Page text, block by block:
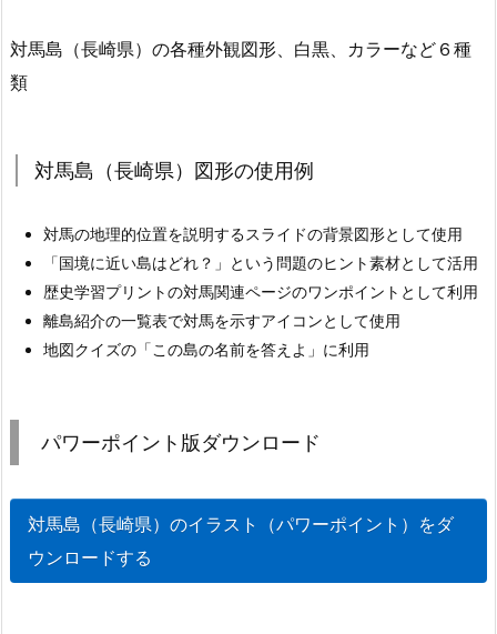
対馬島（長崎県）の各種外観図形、白黒、カラーなど６種
類
対馬島（長崎県）図形の使用例
対馬の地理的位置を説明するスライドの背景図形として使用
「国境に近い島はどれ？」という問題のヒント素材として活用
歴史学習プリントの対馬関連ページのワンポイントとして利用
離島紹介の一覧表で対馬を示すアイコンとして使用
地図クイズの「この島の名前を答えよ」に利用
パワーポイント版ダウンロード
対馬島（長崎県）のイラスト（パワーポイント）をダ
ウンロードする